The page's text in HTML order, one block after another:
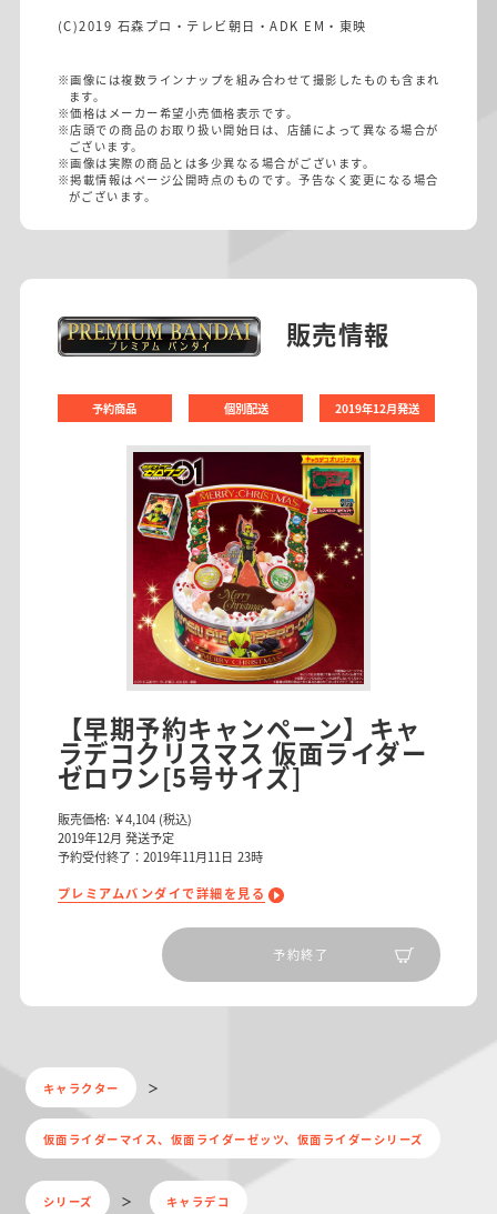
(C)2019 石森プロ・テレビ朝日・ADK EM・東映
※画像には複数ラインナップを組み合わせて撮影したものも含まれ
ます。
※価格はメーカー希望小売価格表示です。
※店頭での商品のお取り扱い開始日は、店舗によって異なる場合が
ございます。
※画像は実際の商品とは多少異なる場合がございます。
※掲載情報はページ公開時点のものです。予告なく変更になる場合
がございます。
販売情報
予約商品 個別配送 2019年12月発送
【早期予約キャンペーン】キャ
ラデコクリスマス 仮面ライダー
ゼロワン[5号サイズ]
販売価格: ￥4,104 (税込)
2019年12月 発送予定
予約受付終了：2019年11月11日 23時
プレミアムバンダイで詳細を見る
予約終了
キャラクター
仮面ライダーマイス、仮面ライダーゼッツ、仮面ライダーシリーズ
シリーズ キャラデコ